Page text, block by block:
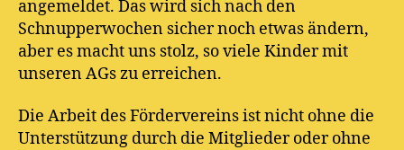
angemeldet. Das wird sich nach den
Schnupperwochen sicher noch etwas ändern,
aber es macht uns stolz, so viele Kinder mit
unseren AGs zu erreichen.
Die Arbeit des Fördervereins ist nicht ohne die
Unterstützung durch die Mitglieder oder ohne